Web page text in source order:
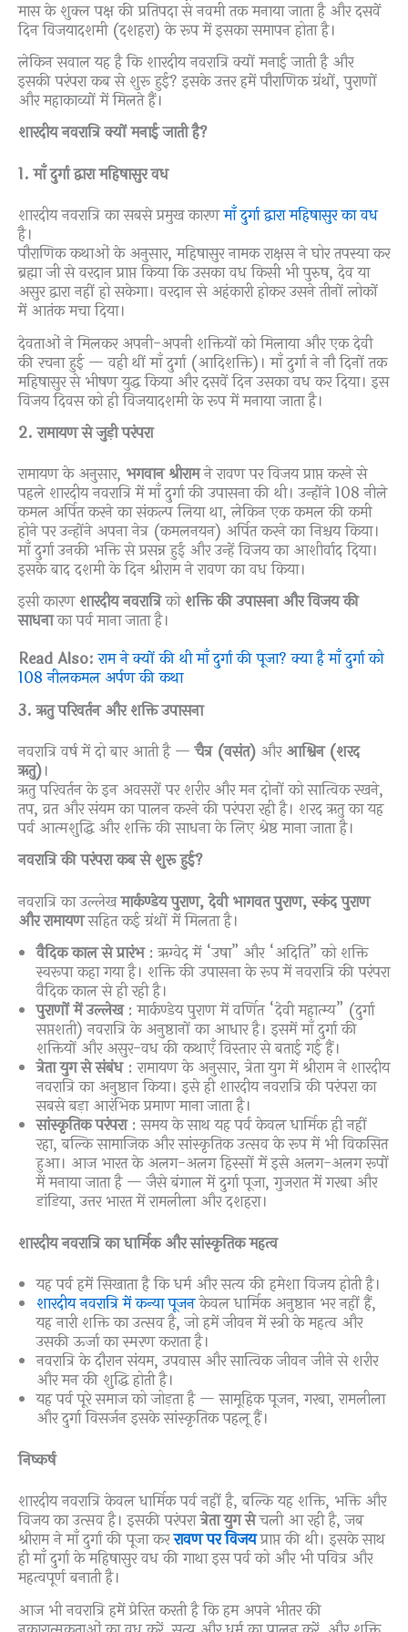
मास के शुक्ल पक्ष की प्रतिपदा से नवमी तक मनाया जाता है और दसवें
दिन विजयादशमी (दशहरा) के रूप में इसका समापन होता है।
लेकिन सवाल यह है कि शारदीय नवरात्रि क्यों मनाई जाती है और
इसकी परंपरा कब से शुरू हुई? इसके उत्तर हमें पौराणिक ग्रंथों, पुराणों
और महाकाव्यों में मिलते हैं।
शारदीय नवरात्रि क्यों मनाई जाती है?
1. माँ दुर्गा द्वारा महिषासुर वध
शारदीय नवरात्रि का सबसे प्रमुख कारणमाँ दुर्गा द्वारा महिषासुर का वध
है।
पौराणिक कथाओं के अनुसार, महिषासुर नामक राक्षस ने घोर तपस्या कर
ब्रह्मा जी से वरदान प्राप्त किया कि उसका वध किसी भी पुरुष, देव या
असुर द्वारा नहीं हो सकेगा। वरदान से अहंकारी होकर उसने तीनों लोकों
में आतंक मचा दिया।
देवताओं ने मिलकर अपनी-अपनी शक्तियों को मिलाया और एक देवी
की रचना हुई — वही थीं माँ दुर्गा (आदिशक्ति)। माँ दुर्गा ने नौ दिनों तक
महिषासुर से भीषण युद्ध किया और दसवें दिन उसका वध कर दिया। इस
विजय दिवस को ही विजयादशमी के रूप में मनाया जाता है।
2. रामायण से जुड़ी परंपरा
रामायण के अनुसार, भगवान श्रीरामने रावण पर विजय प्राप्त करने से
पहले शारदीय नवरात्रि में माँ दुर्गा की उपासना की थी। उन्होंने 108 नीले
कमल अर्पित करने का संकल्प लिया था, लेकिन एक कमल की कमी
होने पर उन्होंने अपना नेत्र (कमलनयन) अर्पित करने का निश्चय किया।
माँ दुर्गा उनकी भक्ति से प्रसन्न हुईं और उन्हें विजय का आशीर्वाद दिया।
इसके बाद दशमी के दिन श्रीराम ने रावण का वध किया।
इसी कारण शारदीय नवरात्रिको शक्ति की उपासना और विजय की
साधनाका पर्व माना जाता है।
Read Also: राम ने क्यों की थी माँ दुर्गा की पूजा? क्या है माँ दुर्गा को
108 नीलकमल अर्पण की कथा
3. ऋतु परिवर्तन और शक्ति उपासना
नवरात्रि वर्ष में दो बार आती है —चैत्र (वसंत) और आश्विन (शरद
ऋतु)।
ऋतु परिवर्तन के इन अवसरों पर शरीर और मन दोनों को सात्विक रखने,
तप, व्रत और संयम का पालन करने की परंपरा रही है। शरद ऋतु का यह
पर्व आत्मशुद्धि और शक्ति की साधना के लिए श्रेष्ठ माना जाता है।
नवरात्रि की परंपरा कब से शुरू हुई?
नवरात्रि का उल्लेखमार्कण्डेय पुराण, देवी भागवत पुराण, स्कंद पुराण
और रामायणसहित कई ग्रंथों में मिलता है।
वैदिक काल से प्रारंभ: ऋग्वेद में “उषा” और “अदिति” को शक्ति
स्वरूपा कहा गया है। शक्ति की उपासना के रूप में नवरात्रि की परंपरा
वैदिक काल से ही रही है।
पुराणों में उल्लेख: मार्कण्डेय पुराण में वर्णित “देवी महात्म्य” (दुर्गा
सप्तशती) नवरात्रि के अनुष्ठानों का आधार है। इसमें माँ दुर्गा की
शक्तियों और असुर-वध की कथाएँ विस्तार से बताई गई हैं।
त्रेता युग से संबंध: रामायण के अनुसार, त्रेता युग में श्रीराम ने शारदीय
नवरात्रि का अनुष्ठान किया। इसे ही शारदीय नवरात्रि की परंपरा का
सबसे बड़ा आरंभिक प्रमाण माना जाता है।
सांस्कृतिक परंपरा: समय के साथ यह पर्व केवल धार्मिक ही नहीं
रहा, बल्कि सामाजिक और सांस्कृतिक उत्सव के रूप में भी विकसित
हुआ। आज भारत के अलग-अलग हिस्सों में इसे अलग-अलग रूपों
में मनाया जाता है — जैसे बंगाल में दुर्गा पूजा, गुजरात में गरबा और
डांडिया, उत्तर भारत में रामलीला और दशहरा।
शारदीय नवरात्रि का धार्मिक और सांस्कृतिक महत्व
यह पर्व हमें सिखाता है कि धर्म और सत्य की हमेशा विजय होती है।
शारदीय नवरात्रि में कन्या पूजनकेवल धार्मिक अनुष्ठान भर नहीं हैं,
यह नारी शक्ति का उत्सव है, जो हमें जीवन में स्त्री के महत्व और
उसकी ऊर्जा का स्मरण कराता है।
नवरात्रि के दौरान संयम, उपवास और सात्विक जीवन जीने से शरीर
और मन की शुद्धि होती है।
यह पर्व पूरे समाज को जोड़ता है — सामूहिक पूजन, गरबा, रामलीला
और दुर्गा विसर्जन इसके सांस्कृतिक पहलू हैं।
निष्कर्ष
शारदीय नवरात्रि केवल धार्मिक पर्व नहीं है, बल्कि यह शक्ति, भक्ति और
विजय का उत्सव है। इसकी परंपरात्रेता युग सेचली आ रही है, जब
श्रीराम ने माँ दुर्गा की पूजा कररावण पर विजयप्राप्त की थी। इसके साथ
ही माँ दुर्गा के महिषासुर वध की गाथा इस पर्व को और भी पवित्र और
महत्वपूर्ण बनाती है।
आज भी नवरात्रि हमें प्रेरित करती है कि हम अपने भीतर की